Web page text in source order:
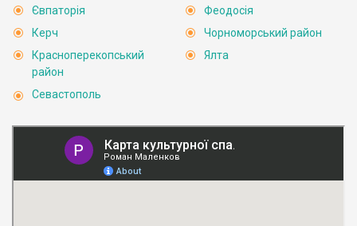
Євпаторія
Керч
Красноперекопський
район
Севастополь
Феодосія
Чорноморський район
Ялта